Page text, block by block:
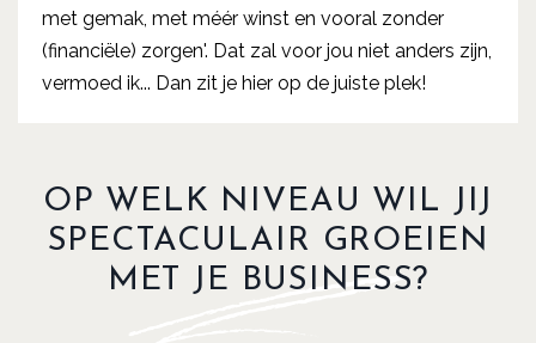
met gemak, met méér winst en vooral zonder
(financiële) zorgen'. Dat zal voor jou niet anders zijn,
vermoed ik... Dan zit je hier op de juiste plek!
OP WELK NIVEAU WIL JIJ
SPECTACULAIR GROEIEN
MET JE BUSINESS?